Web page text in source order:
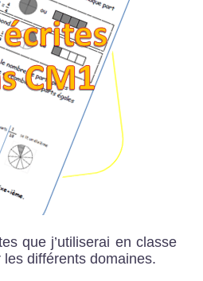
que j’utiliserai en classe
différents domaines.